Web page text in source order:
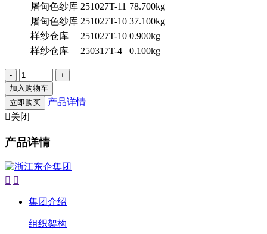
屠甸色纱库 251027T-11 78.700kg
屠甸色纱库 251027T-10 37.100kg
样纱仓库
251027T-10 0.900kg
样纱仓库
250317T-4 0.100kg
加入购物车
立即购买
产品详情
关闭
产品详情
 
集团介绍
组织架构